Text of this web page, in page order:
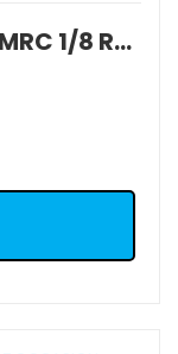
16101/Faux différentiel AR MRC 1/8 Rabbit 85/87 OCCASION TBE.